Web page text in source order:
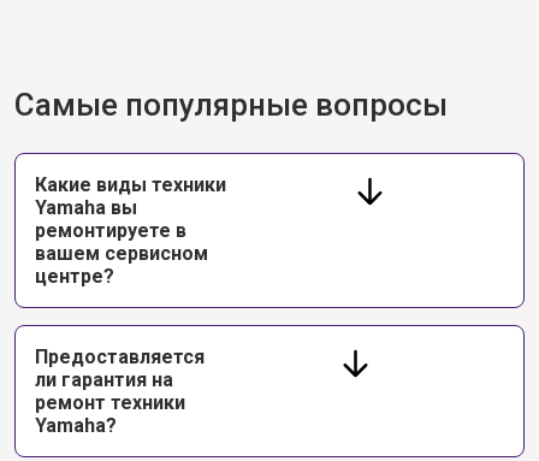
Самые популярные вопросы
Какие виды техники
Yamaha вы
ремонтируете в
вашем сервисном
центре?
Предоставляется
ли гарантия на
ремонт техники
Yamaha?